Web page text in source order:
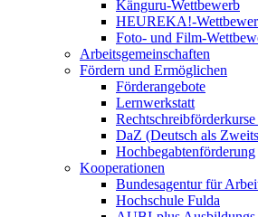
Känguru-Wettbewerb
HEUREKA!-
Foto- und Film-
Arbeitsgemeinschaften
Fördern und Ermöglichen
Förderangebote
Lernwerkstatt
DaZ (Deutsch als
Hochbegabtenförderung
Kooperationen
Bundesagentur für
Hochschule Fulda